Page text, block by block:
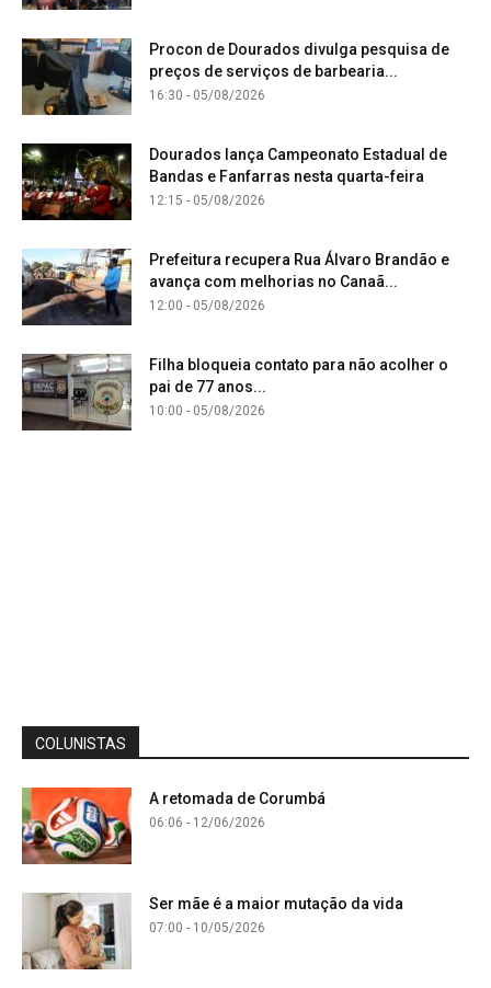
Procon de Dourados divulga pesquisa de
preços de serviços de barbearia...
16:30 - 05/08/2026
Dourados lança Campeonato Estadual de
Bandas e Fanfarras nesta quarta-feira
12:15 - 05/08/2026
Prefeitura recupera Rua Álvaro Brandão e
avança com melhorias no Canaã...
12:00 - 05/08/2026
Filha bloqueia contato para não acolher o
pai de 77 anos...
10:00 - 05/08/2026
COLUNISTAS
A retomada de Corumbá
06:06 - 12/06/2026
Ser mãe é a maior mutação da vida
07:00 - 10/05/2026